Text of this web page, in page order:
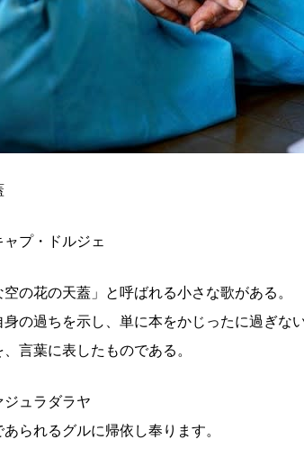
プ・ドルジェ
の花の天蓋」と呼ばれる小さな歌がある。
の過ちを示し、単に本をかじったに過ぎな
言葉に表したものである。
ュラダラヤ
られるグルに帰依し奉ります。